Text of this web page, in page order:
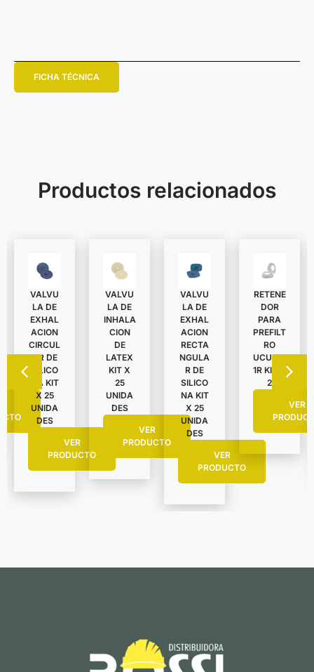
FICHA TÉCNICA
Productos relacionados
VALVU
LA DE
EXHAL
ACION
CIRCUL
AR DE
SILICO
NA KIT
X 25
UNIDA
DES
VER
PRODUCTO
VALVU
LA DE
INHALA
CION
DE
LATEX
KIT X
25
UNIDA
DES
VER
PRODUCTO
VALVU
LA DE
EXHAL
ACION
RECTA
NGULA
R DE
SILICO
NA KIT
X 25
UNIDA
DES
VER
PRODUCTO
RETENE
DOR
PARA
PREFILT
RO
UCU051
1R KIT X
2
VER